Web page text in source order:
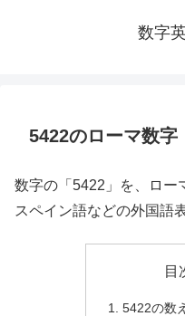
数字
5422のローマ数字
数字の「5422」を、ロー
スペイン語などの外国語
目
5422の数